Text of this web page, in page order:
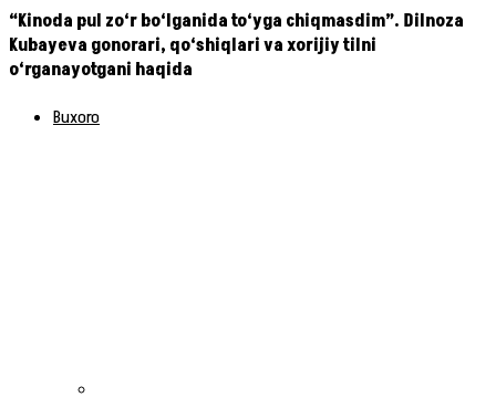
“Kinoda pul zo‘r bo‘lganida to‘yga chiqmasdim”. Dilnoza
Kubayeva gonorari, qo‘shiqlari va xorijiy tilni
o‘rganayotgani haqida
Buxoro